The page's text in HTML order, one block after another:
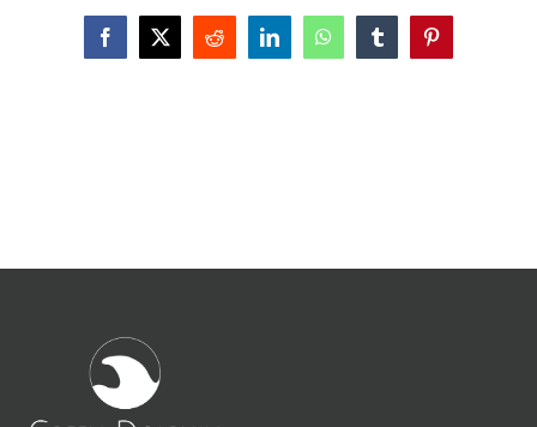
Facebook
X Reddit LinkedInWhatsAppTumblrPinterest